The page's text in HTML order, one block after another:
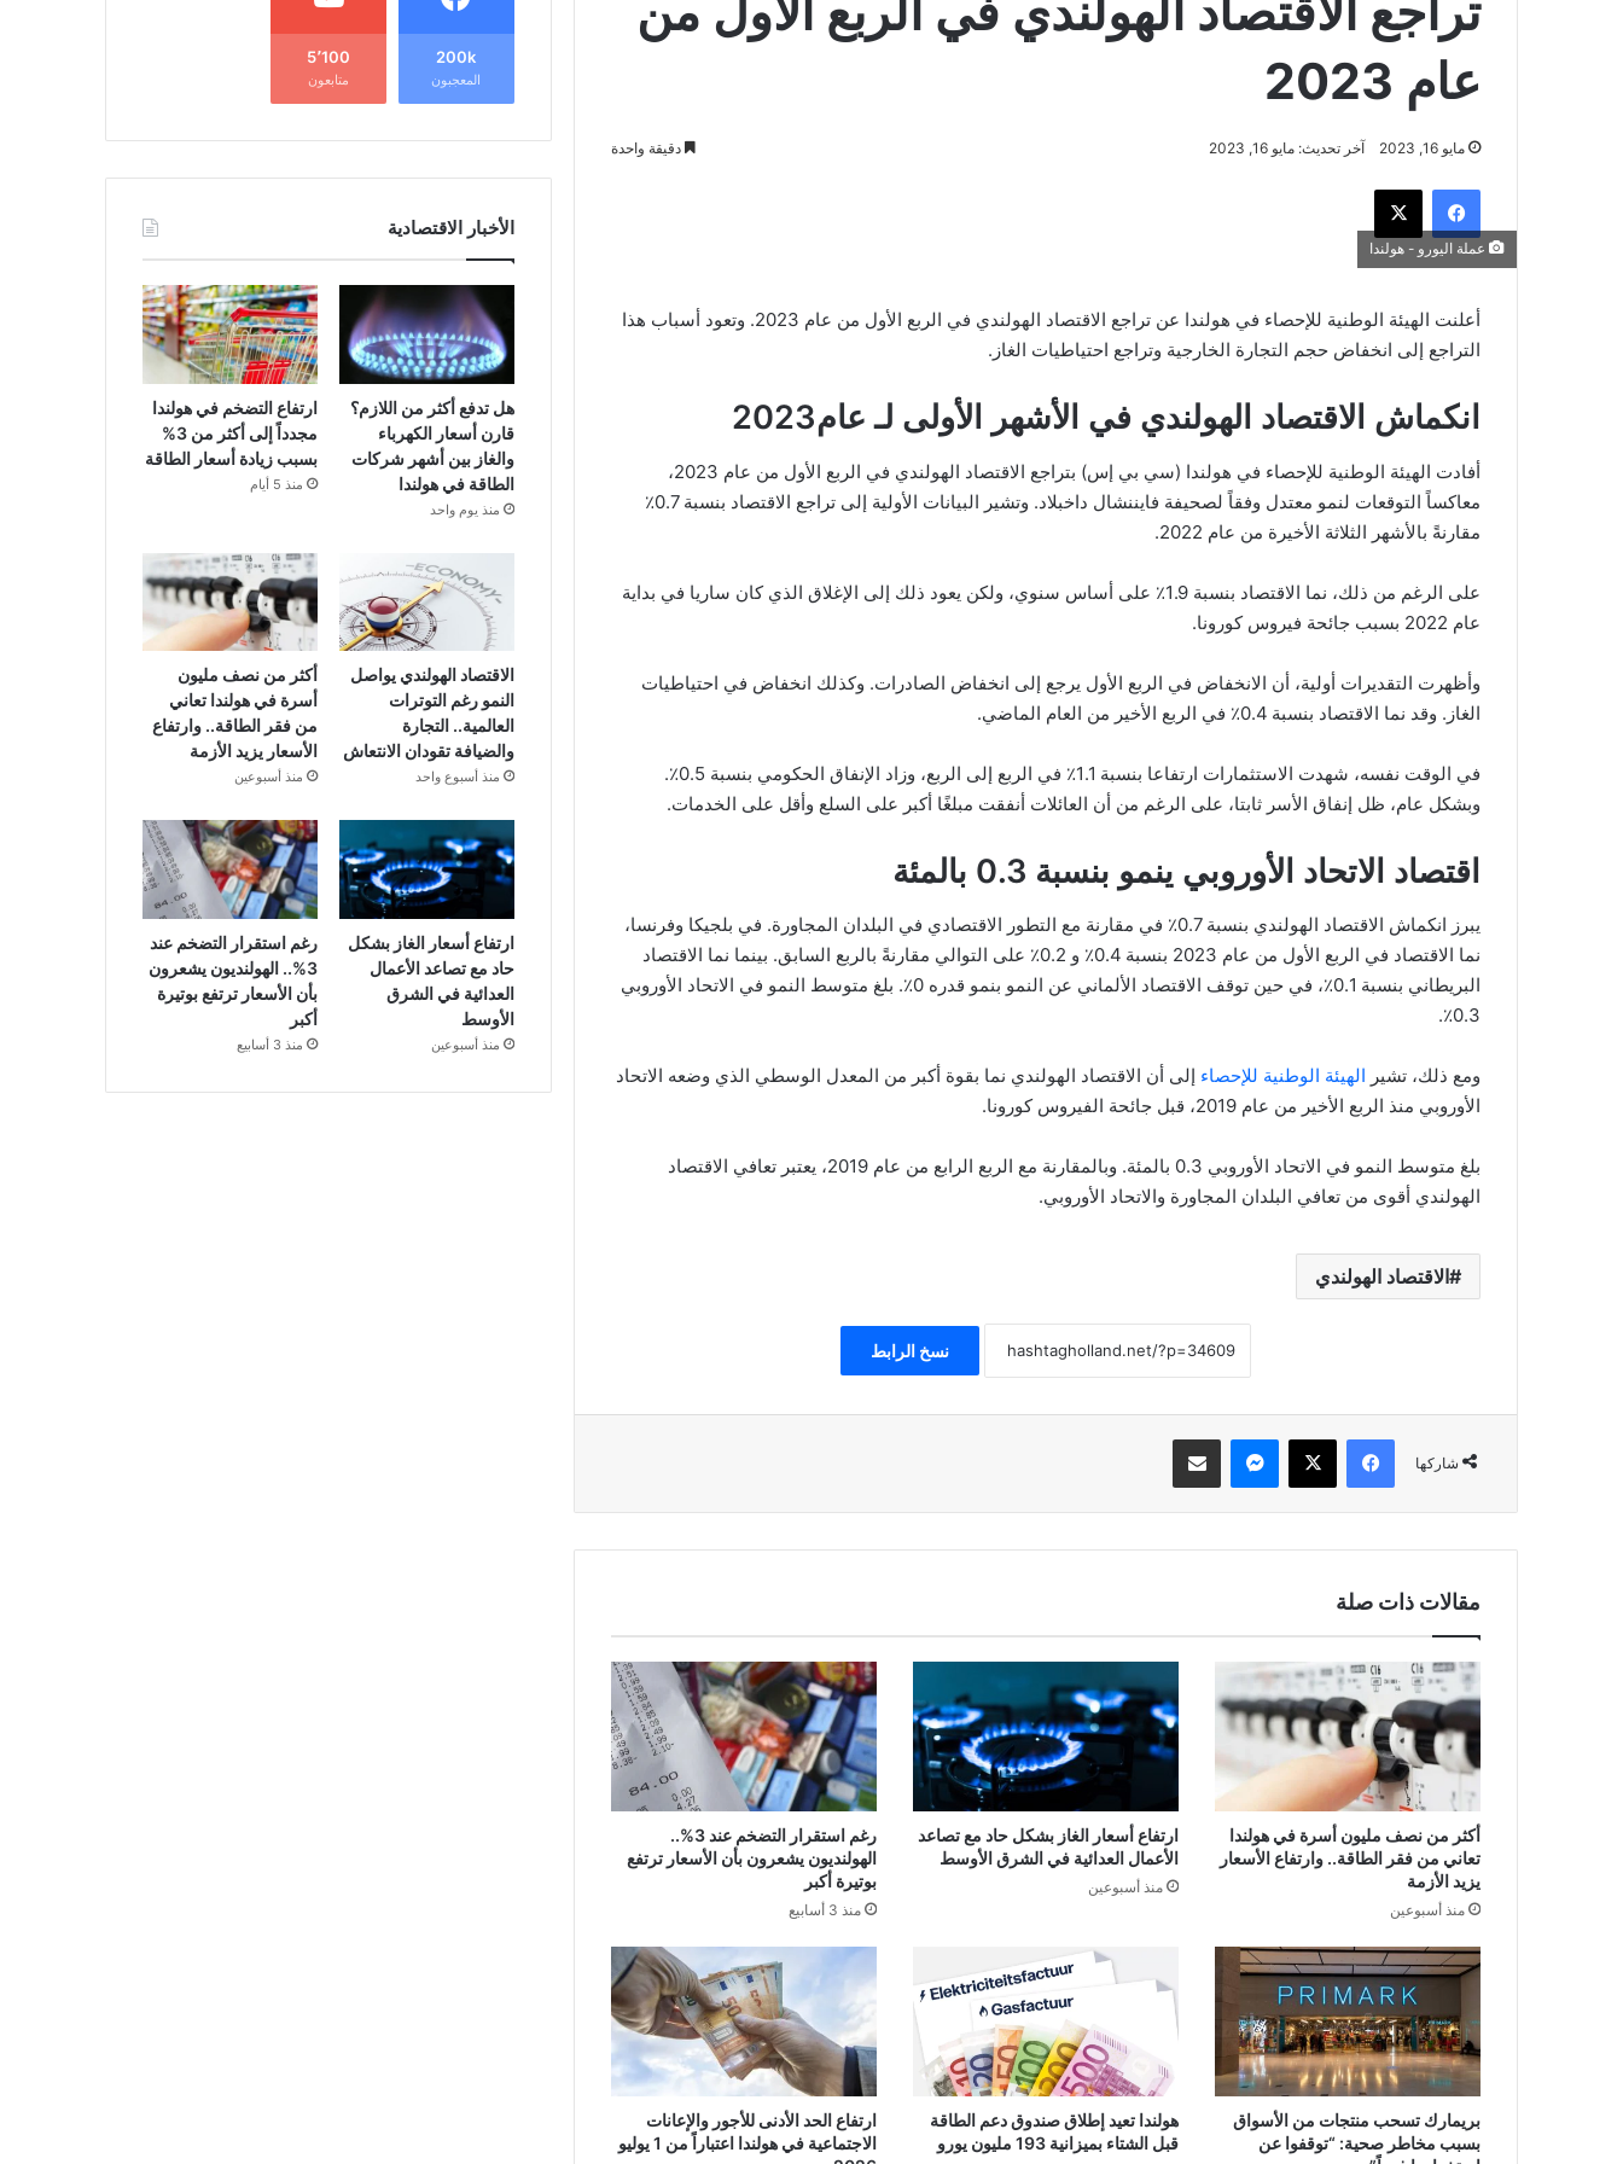
تراجع الاقتصاد الهولندي في الربع الأول من
عام 2023
مايو 16, 2023 آخر تحديث: مايو 16, 2023 دقيقة واحدة
فيسبوك ‫X
عملة اليورو - هولندا
أعلنت الهيئة الوطنية للإحصاء في هولندا عن تراجع الاقتصاد الهولندي في الربع الأول من عام 2023. وتعود أسباب هذا
التراجع إلى انخفاض حجم التجارة الخارجية وتراجع احتياطيات الغاز.
انكماش الاقتصاد الهولندي في الأشهر الأولى لـ عام2023
أفادت الهيئة الوطنية للإحصاء في هولندا (سي بي إس) بتراجع الاقتصاد الهولندي في الربع الأول من عام 2023،
معاكساً التوقعات لنمو معتدل وفقاً لصحيفة فايننشال داخبلاد. وتشير البيانات الأولية إلى تراجع الاقتصاد بنسبة 0.7٪
مقارنةً بالأشهر الثلاثة الأخيرة من عام 2022.
على الرغم من ذلك، نما الاقتصاد بنسبة 1.9٪ على أساس سنوي، ولكن يعود ذلك إلى الإغلاق الذي كان ساريا في بداية
عام 2022 بسبب جائحة فيروس كورونا.
وأظهرت التقديرات أولية، أن الانخفاض في الربع الأول يرجع إلى انخفاض الصادرات. وكذلك انخفاض في احتياطيات
الغاز. وقد نما الاقتصاد بنسبة 0.4٪ في الربع الأخير من العام الماضي.
في الوقت نفسه، شهدت الاستثمارات ارتفاعا بنسبة 1.1٪ في الربع إلى الربع، وزاد الإنفاق الحكومي بنسبة 0.5٪.
وبشكل عام، ظل إنفاق الأسر ثابتا، على الرغم من أن العائلات أنفقت مبلغًا أكبر على السلع وأقل على الخدمات.
اقتصاد الاتحاد الأوروبي ينمو بنسبة 0.3 بالمئة
يبرز انكماش الاقتصاد الهولندي بنسبة 0.7٪ في مقارنة مع التطور الاقتصادي في البلدان المجاورة. في بلجيكا وفرنسا،
نما الاقتصاد في الربع الأول من عام 2023 بنسبة 0.4٪ و 0.2٪ على التوالي مقارنةً بالربع السابق. بينما نما الاقتصاد
البريطاني بنسبة 0.1٪، في حين توقف الاقتصاد الألماني عن النمو بنمو قدره 0٪. بلغ متوسط النمو في الاتحاد الأوروبي
0.3٪.
ومع ذلك، تشير الهيئة الوطنية للإحصاء إلى أن الاقتصاد الهولندي نما بقوة أكبر من المعدل الوسطي الذي وضعه الاتحاد
الأوروبي منذ الربع الأخير من عام 2019، قبل جائحة الفيروس كورونا.
بلغ متوسط النمو في الاتحاد الأوروبي 0.3 بالمئة. وبالمقارنة مع الربع الرابع من عام 2019، يعتبر تعافي الاقتصاد
الهولندي أقوى من تعافي البلدان المجاورة والاتحاد الأوروبي.
الاقتصاد الهولندي
نسخ الرابط
شاركها
فيسبوك ‫X ماسنجر مشاركة عبر البريد
مقالات ذات صلة
أكثر من نصف مليون أسرة في هولندا
تعاني من فقر الطاقة.. وارتفاع الأسعار
يزيد الأزمة
منذ أسبوعين
ارتفاع أسعار الغاز بشكل حاد مع تصاعد
الأعمال العدائية في الشرق الأوسط
منذ أسبوعين
رغم استقرار التضخم عند 3%..
الهولنديون يشعرون بأن الأسعار ترتفع
بوتيرة أكبر
منذ 3 أسابيع
بريمارك تسحب منتجات من الأسواق
بسبب مخاطر صحية: “توقفوا عن
هولندا تعيد إطلاق صندوق دعم الطاقة
قبل الشتاء بميزانية 193 مليون يورو
ارتفاع الحد الأدنى للأجور والإعانات
الاجتماعية في هولندا اعتباراً من 1 يوليو
200k
المعجبون
5٬100
متابعون
الأخبار الاقتصادية
هل تدفع أكثر من اللازم؟
قارن أسعار الكهرباء
والغاز بين أشهر شركات
الطاقة في هولندا
منذ يوم واحد
ارتفاع التضخم في هولندا
مجدداً إلى أكثر من 3%
بسبب زيادة أسعار الطاقة
منذ 5 أيام
الاقتصاد الهولندي يواصل
النمو رغم التوترات
العالمية.. التجارة
والضيافة تقودان الانتعاش
منذ أسبوع واحد
أكثر من نصف مليون
أسرة في هولندا تعاني
من فقر الطاقة.. وارتفاع
الأسعار يزيد الأزمة
منذ أسبوعين
ارتفاع أسعار الغاز بشكل
حاد مع تصاعد الأعمال
العدائية في الشرق
الأوسط
منذ أسبوعين
رغم استقرار التضخم عند
3%.. الهولنديون يشعرون
بأن الأسعار ترتفع بوتيرة
أكبر
منذ 3 أسابيع